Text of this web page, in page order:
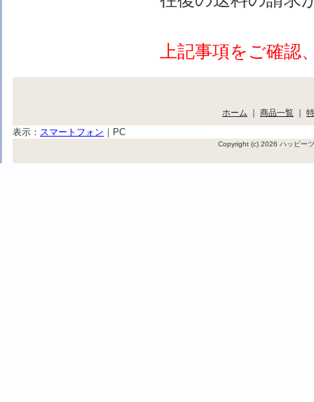
上記事項をご確
ホーム ｜ 商品一覧 ｜
表示： スマートフォン ｜ PC
Copyright (c) 2026 ハッピー